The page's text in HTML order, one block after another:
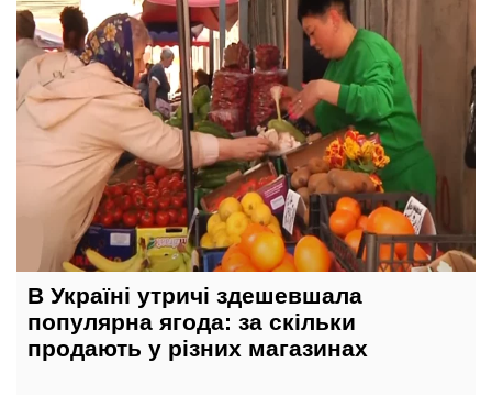
В Україні утричі здешевшала
популярна ягода: за скільки
продають у різних магазинах